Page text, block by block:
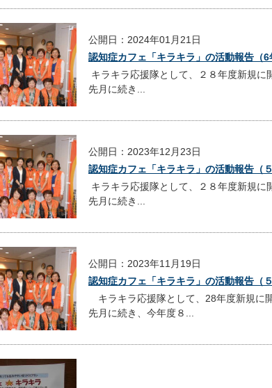
公開日：2024年01月21日
認知症カフェ「キラキラ」の活動報告（
キラキラ応援隊として、２８年度新規に
先月に続き...
公開日：2023年12月23日
認知症カフェ「キラキラ」の活動報告（
キラキラ応援隊として、２８年度新規に
先月に続き...
公開日：2023年11月19日
認知症カフェ「キラキラ」の活動報告（
キラキラ応援隊として、28年度新規に
先月に続き、今年度８...